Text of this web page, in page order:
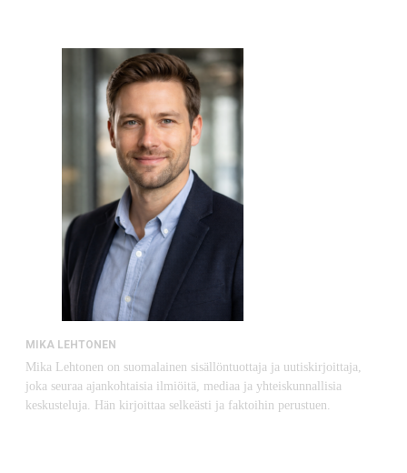
MIKA LEHTONEN
Mika Lehtonen on suomalainen sisällöntuottaja ja uutiskirjoittaja,
joka seuraa ajankohtaisia ilmiöitä, mediaa ja yhteiskunnallisia
keskusteluja. Hän kirjoittaa selkeästi ja faktoihin perustuen.